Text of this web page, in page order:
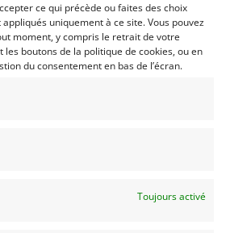
ce qui précède ou faites des choix
uniquement à ce site. Vous pouvez
moment, y compris le retrait de votre
boutons de la politique de cookies, ou en
du consentement en bas de l’écran.
Toujours activé
,200 KM Historic Tour,Maxi 2L,